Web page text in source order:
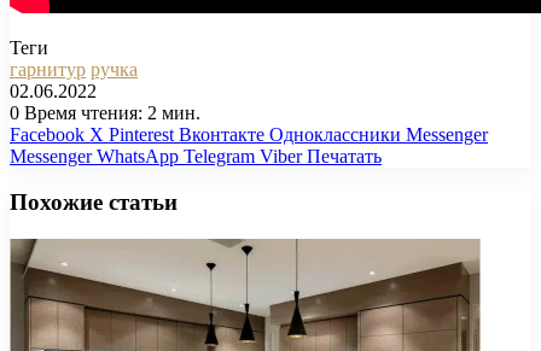
Теги
гарнитур ручка
02.06.2022
0 Время чтения: 2 мин.
Facebook X Pinterest Вконтакте Одноклассники Messenger
Messenger WhatsApp Telegram Viber Печатать
Похожие статьи